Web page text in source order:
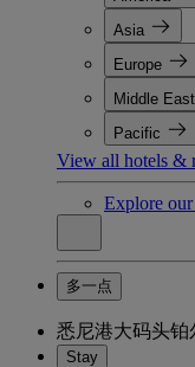
Asia
Europe
Middle East
Pacific
View all hotels &
Explore
多一点
悉尼港大码头铂
Stay